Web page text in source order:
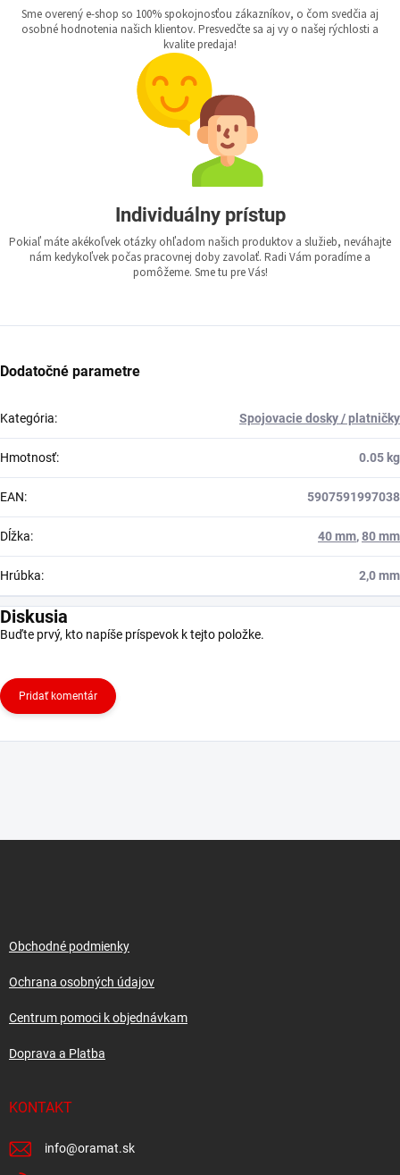
Sme overený e-shop so 100% spokojnosťou zákazníkov, o čom svedčia aj
osobné hodnotenia našich klientov. Presvedčte sa aj vy o našej rýchlosti a
kvalite predaja!
Individuálny prístup
Pokiaľ máte akékoľvek otázky ohľadom našich produktov a služieb, neváhajte
nám kedykoľvek počas pracovnej doby zavolať. Radi Vám poradíme a
pomôžeme. Sme tu pre Vás!
Dodatočné parametre
Kategória: Spojovacie dosky / platničky
Hmotnosť: 0.05 kg
EAN: 5907591997038
Dĺžka: 40 mm,80 mm
Hrúbka: 2,0 mm
Diskusia
Buďte prvý, kto napíše príspevok k tejto položke.
Pridať komentár
Obchodné podmienky
Ochrana osobných údajov
Centrum pomoci k objednávkam
Doprava a Platba
KONTAKT
info@oramat.sk